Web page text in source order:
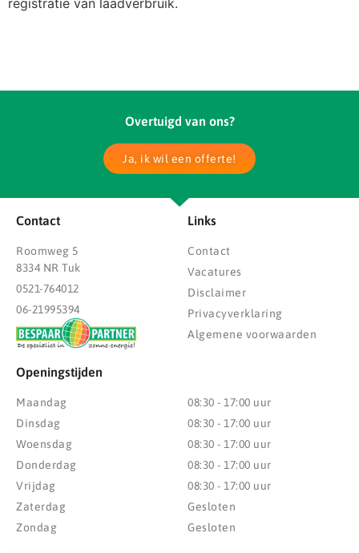
registratie van laadverbruik.
Overtuigd van ons?
Ja, ik wil een offerte!
Contact
Roomweg 5
8334 NR Tuk
0521-764012
06-21995394
Links
Contact
Vacatures
Disclaimer
Privacyverklaring
Algemene voorwaarden
Openingstijden
Maandag
Dinsdag
Woensdag
Donderdag
Vrijdag
Zaterdag
Zondag
08:30 - 17:00 uur
08:30 - 17:00 uur
08:30 - 17:00 uur
08:30 - 17:00 uur
08:30 - 17:00 uur
Gesloten
Gesloten